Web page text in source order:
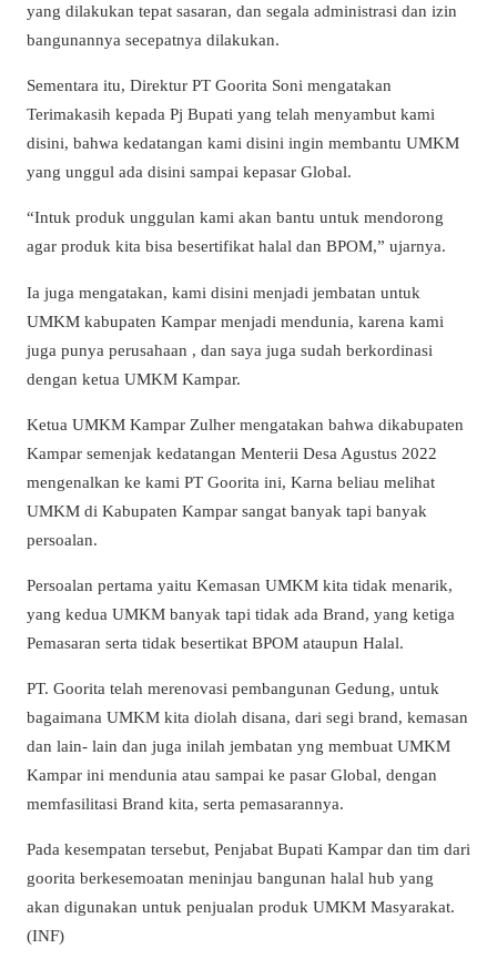
yang dilakukan tepat sasaran, dan segala administrasi dan izin
bangunannya secepatnya dilakukan.
Sementara itu, Direktur PT Goorita Soni mengatakan
Terimakasih kepada Pj Bupati yang telah menyambut kami
disini, bahwa kedatangan kami disini ingin membantu UMKM
yang unggul ada disini sampai kepasar Global.
“Intuk produk unggulan kami akan bantu untuk mendorong
agar produk kita bisa besertifikat halal dan BPOM,” ujarnya.
Ia juga mengatakan, kami disini menjadi jembatan untuk
UMKM kabupaten Kampar menjadi mendunia, karena kami
juga punya perusahaan , dan saya juga sudah berkordinasi
dengan ketua UMKM Kampar.
Ketua UMKM Kampar Zulher mengatakan bahwa dikabupaten
Kampar semenjak kedatangan Menterii Desa Agustus 2022
mengenalkan ke kami PT Goorita ini, Karna beliau melihat
UMKM di Kabupaten Kampar sangat banyak tapi banyak
persoalan.
Persoalan pertama yaitu Kemasan UMKM kita tidak menarik,
yang kedua UMKM banyak tapi tidak ada Brand, yang ketiga
Pemasaran serta tidak besertikat BPOM ataupun Halal.
PT. Goorita telah merenovasi pembangunan Gedung, untuk
bagaimana UMKM kita diolah disana, dari segi brand, kemasan
dan lain- lain dan juga inilah jembatan yng membuat UMKM
Kampar ini mendunia atau sampai ke pasar Global, dengan
memfasilitasi Brand kita, serta pemasarannya.
Pada kesempatan tersebut, Penjabat Bupati Kampar dan tim dari
goorita berkesemoatan meninjau bangunan halal hub yang
akan digunakan untuk penjualan produk UMKM Masyarakat.
(INF)